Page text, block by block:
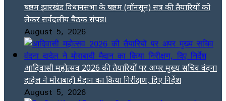
षष्ठम झारखंड विधानसभा के षष्ठम (मॉनसून) सत्र की तैयारियों को
लेकर सर्वदलीय बैठक संपन्न।
August 5, 2026
आदिवासी महोत्सव 2026 की तैयारियों पर अपर मुख्य सचिव वंदना
दादेल ने मोराबादी मैदान का किया निरीक्षण, दिए निर्देश
August 5, 2026